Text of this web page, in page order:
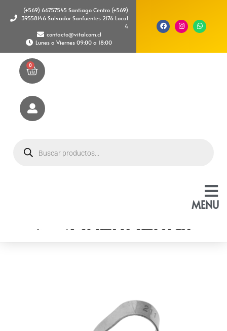
(+569) 66757545 Santiago Centro (+569)
39558146 Salvador Sanfuentes 2176 Local
4
contacto@vitalcom.cl
Lunes a Viernes 09:00 a 18:00
MENU
0